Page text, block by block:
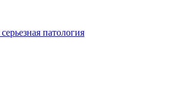
патология